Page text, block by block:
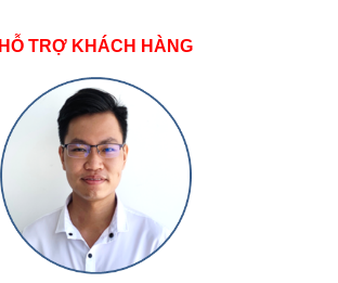
HỖ TRỢ KHÁCH HÀNG